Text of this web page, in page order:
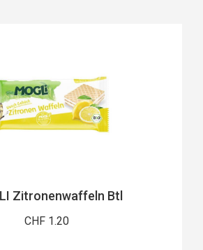
Zitronenwaffeln Btl
CHF 1.20